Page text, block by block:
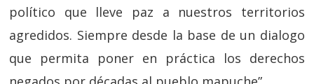
político que lleve paz a nuestros territorios
agredidos. Siempre desde la base de un dialogo
que permita poner en práctica los derechos